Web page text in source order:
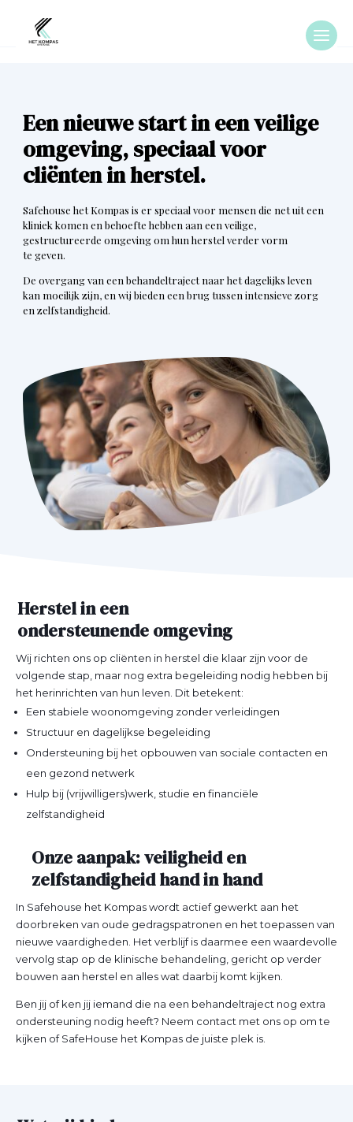
Een nieuwe start in een veilige
omgeving, speciaal voor
cliënten in herstel.
Safehouse het Kompas is er speciaal voor mensen die net uit een
kliniek komen en behoefte hebben aan een veilige,
gestructureerde omgeving om hun herstel verder vorm
te geven.
De overgang van een behandeltraject naar het dagelijks leven
kan moeilijk zijn, en wij bieden een brug tussen intensieve zorg
en zelfstandigheid.
Herstel in een
ondersteunende omgeving
Wij richten ons op cliënten in herstel die klaar zijn voor de
volgende stap, maar nog extra begeleiding nodig hebben bij
het herinrichten van hun leven. Dit betekent:
Een stabiele woonomgeving zonder verleidingen
Structuur en dagelijkse begeleiding
Ondersteuning bij het opbouwen van sociale contacten en
een gezond netwerk
Hulp bij (vrijwilligers)werk, studie en financiële
zelfstandigheid
Onze aanpak: veiligheid en
zelfstandigheid hand in hand
In Safehouse het Kompas wordt actief gewerkt aan het
doorbreken van oude gedragspatronen en het toepassen van
nieuwe vaardigheden. Het verblijf is daarmee een waardevolle
vervolg stap op de klinische behandeling, gericht op verder
bouwen aan herstel en alles wat daarbij komt kijken.
Ben jij of ken jij iemand die na een behandeltraject nog extra
ondersteuning nodig heeft? Neem contact met ons op om te
kijken of SafeHouse het Kompas de juiste plek is.